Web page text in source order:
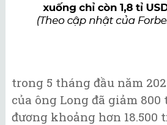
trong 5 tháng đầu năm
của ông Long đã giảm 800
đương khoảng hơn 18.500